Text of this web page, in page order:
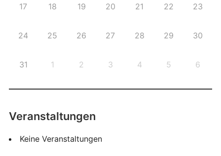
17 18 19 20 21 22 23
24 25 26 27 28 29 30
31 1 2 3 4 5 6
Veranstaltungen
Keine Veranstaltungen